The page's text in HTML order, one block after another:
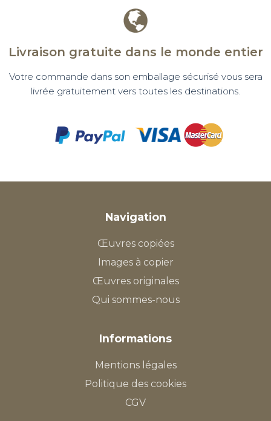
Livraison gratuite dans le monde entier
Votre commande dans son emballage sécurisé vous sera
livrée gratuitement vers toutes les destinations.
Navigation
Œuvres copiées
Images à copier
Œuvres originales
Qui sommes-nous
Informations
Mentions légales
Politique des cookies
CGV